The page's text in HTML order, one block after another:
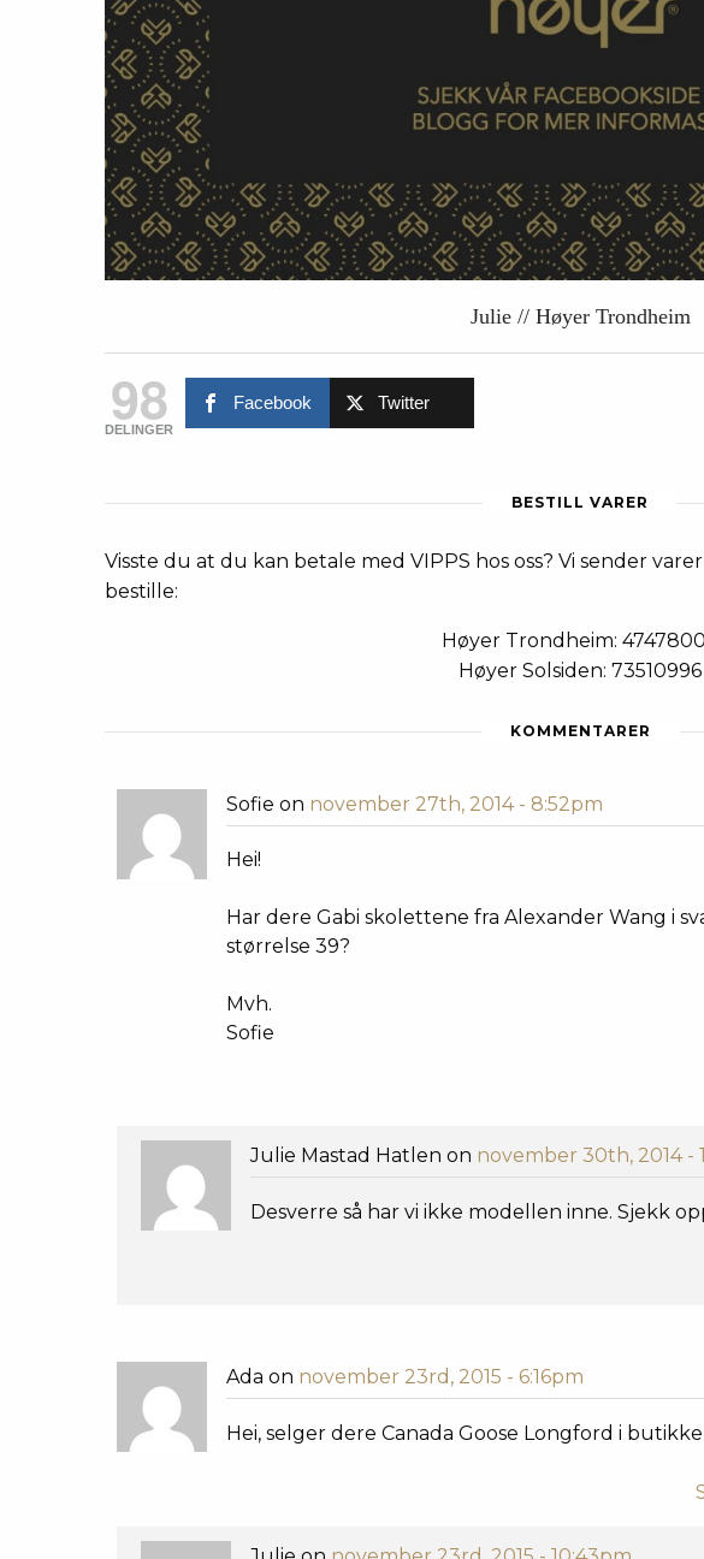
Julie // Høyer Trondheim
98
DELINGER
Facebook Twitter
BESTILL VARER
Visste du at du kan betale med VIPPS hos oss? Vi sender
bestille:
Høyer Trondheim:
Høyer Solsiden: 73510996
KOMMENTARER
Sofie on november 27th, 2014 - 8:52pm
Hei!
Har dere Gabi skolettene fra Alexander Wang i
størrelse 39?
Mvh.
Sofie
Julie Mastad Hatlen on november 30th, 2014 -
Desverre så har vi ikke modellen inne. Sjekk
Ada on november 23rd, 2015 - 6:16pm
Hei, selger dere Canada Goose Longford i